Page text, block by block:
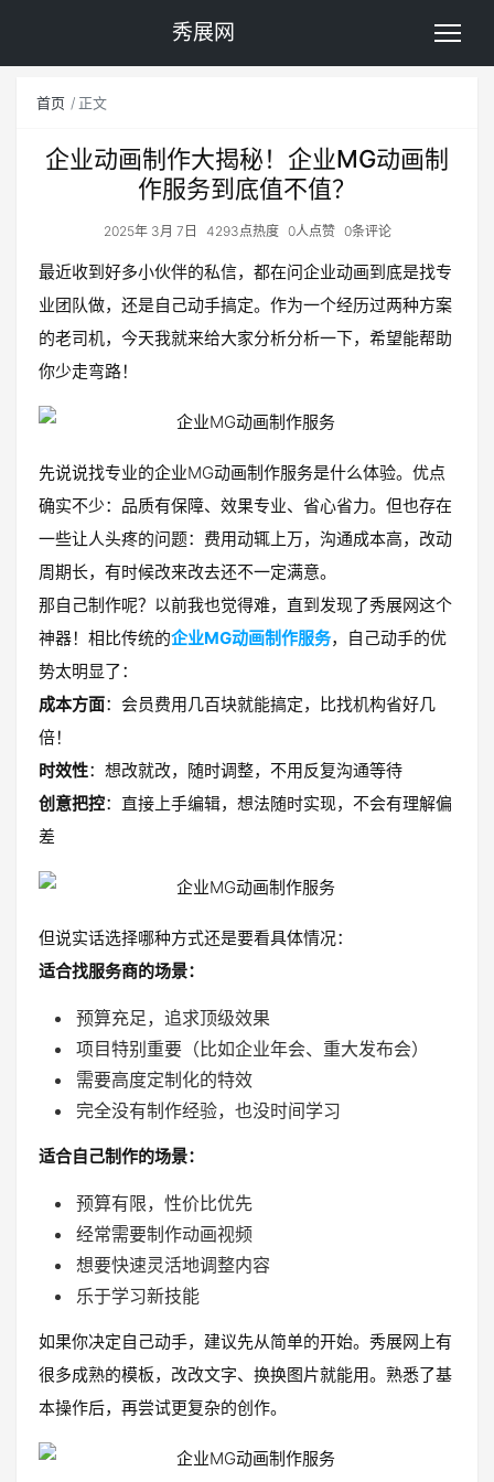
秀展网
首页 正文
企业动画制作大揭秘！企业MG动画制
作服务到底值不值？
2025年 3月 7日 4293点热度 0人点赞 0条评论
最近收到好多小伙伴的私信，都在问企业动画到底是找专
业团队做，还是自己动手搞定。作为一个经历过两种方案
的老司机，今天我就来给大家分析分析一下，希望能帮助
你少走弯路！
先说说找专业的企业MG动画制作服务是什么体验。优点
确实不少：品质有保障、效果专业、省心省力。但也存在
一些让人头疼的问题：费用动辄上万，沟通成本高，改动
周期长，有时候改来改去还不一定满意。
那自己制作呢？以前我也觉得难，直到发现了秀展网这个
神器！相比传统的企业MG动画制作服务，自己动手的优
势太明显了：
成本方面：会员费用几百块就能搞定，比找机构省好几
倍！
时效性：想改就改，随时调整，不用反复沟通等待
创意把控：直接上手编辑，想法随时实现，不会有理解偏
差
但说实话选择哪种方式还是要看具体情况：
适合找服务商的场景：
预算充足，追求顶级效果
项目特别重要（比如企业年会、重大发布会）
需要高度定制化的特效
完全没有制作经验，也没时间学习
适合自己制作的场景：
预算有限，性价比优先
经常需要制作动画视频
想要快速灵活地调整内容
乐于学习新技能
如果你决定自己动手，建议先从简单的开始。秀展网上有
很多成熟的模板，改改文字、换换图片就能用。熟悉了基
本操作后，再尝试更复杂的创作。